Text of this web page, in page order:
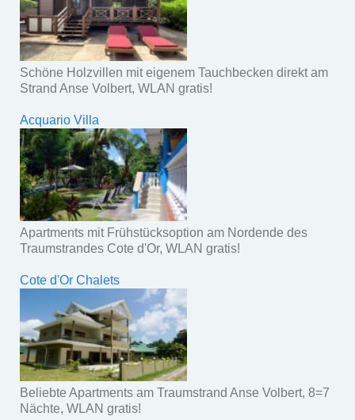
Schöne Holzvillen mit eigenem Tauchbecken direkt am
Strand Anse Volbert, WLAN gratis!
Acquario Villa
Apartments mit Frühstücksoption am Nordende des
Traumstrandes Cote d'Or, WLAN gratis!
Cote d'Or Chalets
Beliebte Apartments am Traumstrand Anse Volbert, 8=7
Nächte, WLAN gratis!